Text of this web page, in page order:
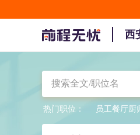
西
热门职位： 员工餐厅厨